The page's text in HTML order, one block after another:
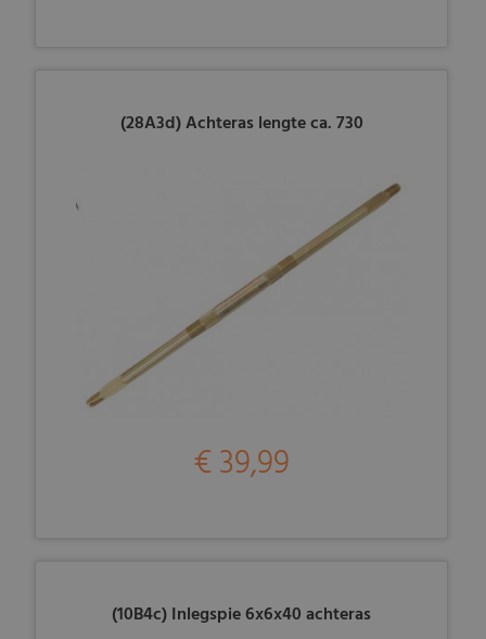
(28A3d) Achteras lengte ca. 730
€ 39,99
(10B4c) Inlegspie 6x6x40 achteras